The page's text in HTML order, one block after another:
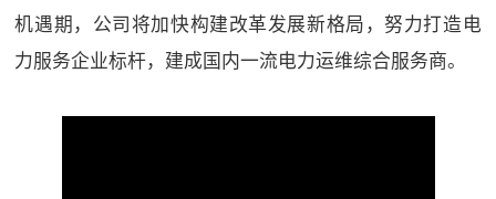
机遇期，公司将加快构建改革发展新格局，努力打造电
力服务企业标杆，建成国内一流电力运维综合服务商。